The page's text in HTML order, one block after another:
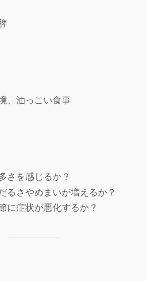
、油っこい食事
さを感じるか？
るさやめまいが増えるか？
に症状が悪化するか？